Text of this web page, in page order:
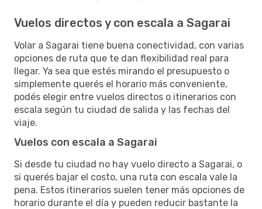
Vuelos directos y con escala a Sagarai
Volar a Sagarai tiene buena conectividad, con varias
opciones de ruta que te dan flexibilidad real para
llegar. Ya sea que estés mirando el presupuesto o
simplemente querés el horario más conveniente,
podés elegir entre vuelos directos o itinerarios con
escala según tu ciudad de salida y las fechas del
viaje.
Vuelos con escala a Sagarai
Si desde tu ciudad no hay vuelo directo a Sagarai, o
si querés bajar el costo, una ruta con escala vale la
pena. Estos itinerarios suelen tener más opciones de
horario durante el día y pueden reducir bastante la